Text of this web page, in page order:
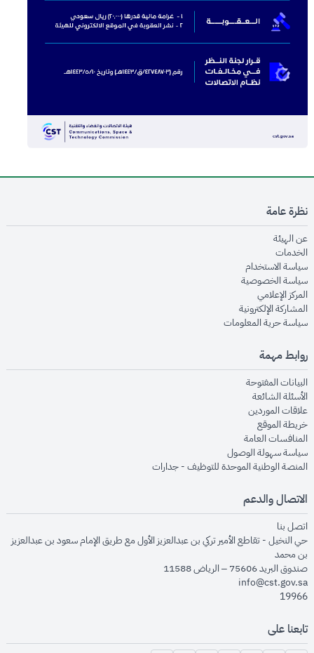
نظرة عامة
عن الهيئةopens in new window
الخدماتopens in new window
سياسة الاستخدام
سياسة الخصوصيةopens in new window
المركز الإعلاميopens in new window
المشاركة الإلكترونيةopens in new window
سياسة حرية المعلوماتopens in new window
روابط مهمة
البيانات المفتوحةopens in new window
الأسئلة الشائعةopens in new window
علاقات الموردينopens in new window
خريطة الموقعopens in new window
المنافسات العامةopens in new window
سياسة سهولة الوصولopens in new window
المنصة الوطنية الموحدة للتوظيف - جداراتopens in new window
الاتصال والدعم
اتصل بنا
حي النخيل - تقاطع الأمير تركي بن عبدالعزيز الأول مع طريق الإمام سعود بن عبدالعزيز
بن محمد
صندوق البريد 75606 – الرياض 11588
info@cst.gov.sa
19966
تابعنا على